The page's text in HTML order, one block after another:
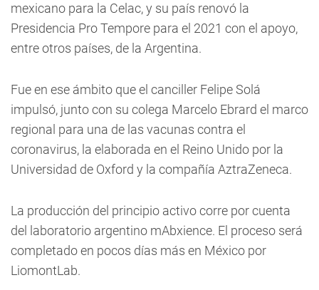
mexicano para la Celac, y su país renovó la
Presidencia Pro Tempore para el 2021 con el apoyo,
entre otros países, de la Argentina.
Fue en ese ámbito que el canciller Felipe Solá
impulsó, junto con su colega Marcelo Ebrard el marco
regional para una de las vacunas contra el
coronavirus, la elaborada en el Reino Unido por la
Universidad de Oxford y la compañía AztraZeneca.
La producción del principio activo corre por cuenta
del laboratorio argentino mAbxience. El proceso será
completado en pocos días más en México por
LiomontLab.